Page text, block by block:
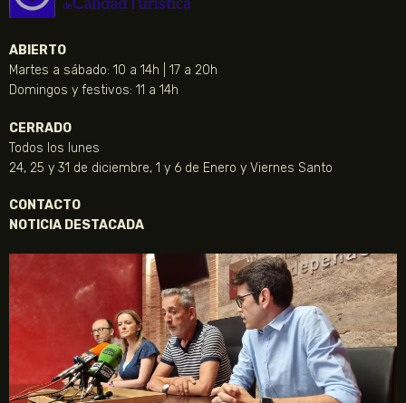
ABIERTO
Martes a sábado: 10 a 14h | 17 a 20h
Domingos y festivos: 11 a 14h
CERRADO
Todos los lunes
24, 25 y 31 de diciembre, 1 y 6 de Enero y Viernes Santo
CONTACTO
NOTICIA DESTACADA